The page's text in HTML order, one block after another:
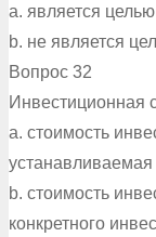
a. является
b. не является
Вопрос 32
Инвестиционная
a. стоимость
b. стоимость
конкретного